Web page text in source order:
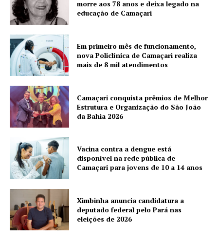
morre aos 78 anos e deixa legado na
educação de Camaçari
Em primeiro mês de funcionamento,
nova Policlínica de Camaçari realiza
mais de 8 mil atendimentos
Camaçari conquista prêmios de Melhor
Estrutura e Organização do São João
da Bahia 2026
Vacina contra a dengue está
disponível na rede pública de
Camaçari para jovens de 10 a 14 anos
Ximbinha anuncia candidatura a
deputado federal pelo Pará nas
eleições de 2026